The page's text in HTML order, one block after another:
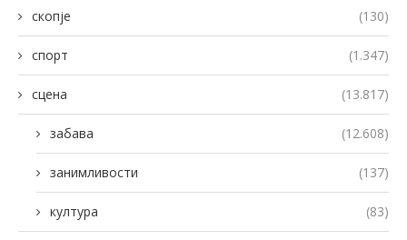
скопје (130)
спорт (1.347)
сцена (13.817)
забава (12.608)
занимливости (137)
култура (83)